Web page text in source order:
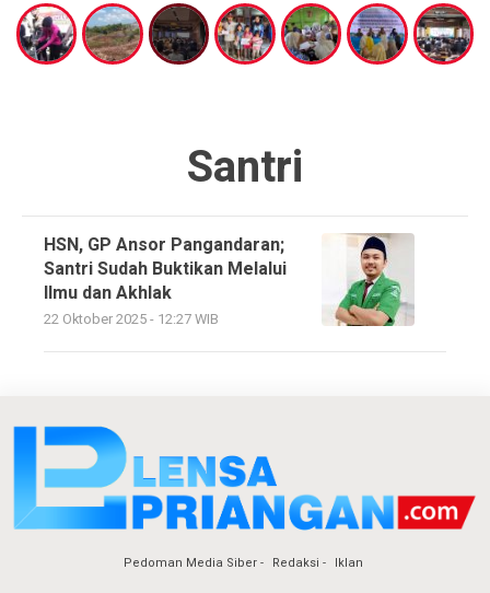
Santri
HSN, GP Ansor Pangandaran;
Santri Sudah Buktikan Melalui
Ilmu dan Akhlak
22 Oktober 2025 - 12:27 WIB
Pedoman Media Siber Redaksi Iklan